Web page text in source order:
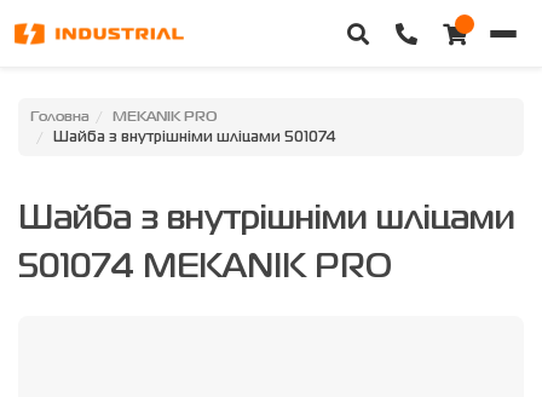
Головна
Категорії
Головна MEKANIK PRO
Шайба з внутрішніми шліцами 501074
Шайба з внутрішніми шліцами
501074 MEKANIK PRO